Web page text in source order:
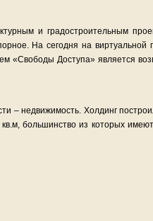
и градостроительным
На сегодня на виртуальной
«Свободы Доступа» является
– недвижимость. Холдинг
большинство из которых